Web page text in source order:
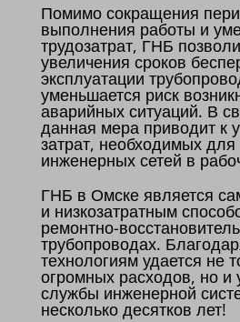
Помимо сокращения
выполнения работы и
трудозатрат, ГНБ
увеличения сроков
эксплуатации
уменьшается риск
аварийных ситуаций. В
данная мера приводит к
затрат, необходимых
инженерных сетей в
ГНБ в Омске является
и низкозатратным
ремонтно-
трубопроводах.
технологиям удается не
огромных расходов, но и
службы инженерной
несколько десятков лет!